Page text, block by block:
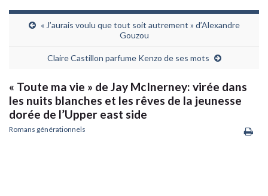
« J’aurais voulu que tout soit autrement » d’Alexandre
Gouzou
Claire Castillon parfume Kenzo de ses mots
« Toute ma vie » de Jay McInerney: virée dans
les nuits blanches et les rêves de la jeunesse
dorée de l’Upper east side
Romans générationnels